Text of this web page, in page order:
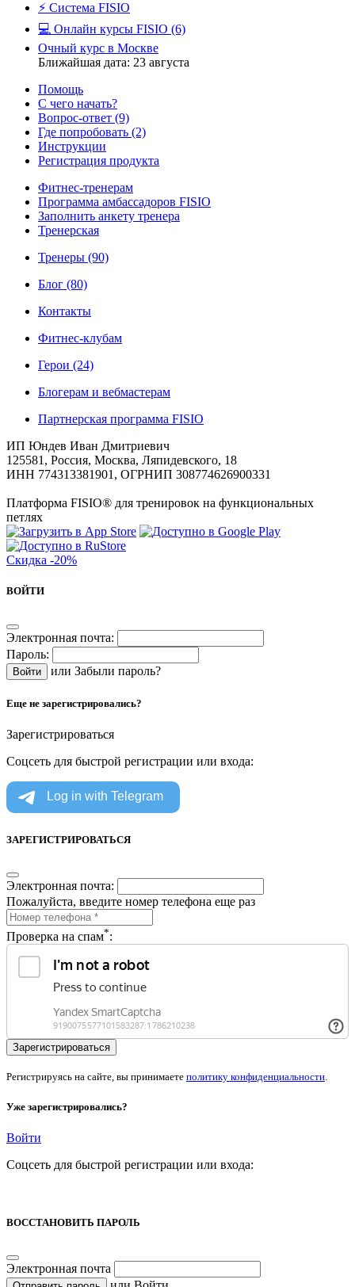
⚡️ Система FISIO
💻 Онлайн курсы FISIO (6)
Очный курс в Москве
Ближайшая дата: 23 августа
Помощь
С чего начать?
Вопрос-ответ (9)
Где попробовать (2)
Инструкции
Регистрация продукта
Фитнес-тренерам
Программа амбассадоров FISIO
Заполнить анкету тренера
Тренерская
Тренеры (90)
Блог (80)
Контакты
Фитнес-клубам
Герои (24)
Блогерам и вебмастерам
Партнерская программа FISIO
ИП Юндев Иван Дмитриевич
125581, Россия, Москва, Ляпидевского, 18
ИНН 774313381901, ОГРНИП 308774626900331
Платформа FISIO® для тренировок на функциональных
петлях
Скидка -20%
ВОЙТИ
Электронная почта:
Пароль:
или Забыли пароль?
Еще не зарегистрировались?
Зарегистрироваться
Соцсеть для быстрой регистрации или входа:
ЗАРЕГИСТРИРОВАТЬСЯ
Электронная почта:
Пожалуйста, введите номер телефона еще раз
Проверка на спам*:
Регистрируясь на сайте, вы принимаете политику конфиденциальности
Уже зарегистрировались?
Войти
Соцсеть для быстрой регистрации или входа:
ВОССТАНОВИТЬ ПАРОЛЬ
Электронная почта